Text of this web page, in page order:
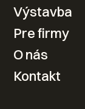
Výstavba
Pre firmy
O nás
Kontakt